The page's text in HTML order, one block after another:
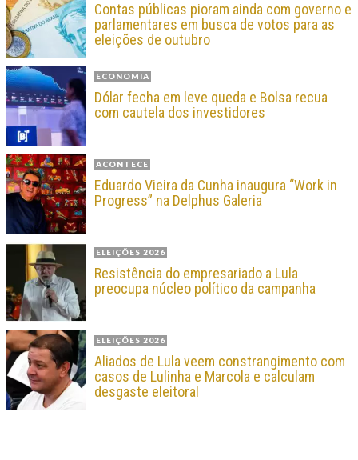
Contas públicas pioram ainda com governo e
parlamentares em busca de votos para as
eleições de outubro
ECONOMIA
Dólar fecha em leve queda e Bolsa recua
com cautela dos investidores
ACONTECE
Eduardo Vieira da Cunha inaugura “Work in
Progress” na Delphus Galeria
ELEIÇÕES 2026
Resistência do empresariado a Lula
preocupa núcleo político da campanha
ELEIÇÕES 2026
Aliados de Lula veem constrangimento com
casos de Lulinha e Marcola e calculam
desgaste eleitoral